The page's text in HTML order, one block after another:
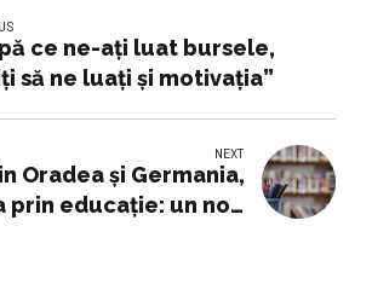
ce ne-ați luat bursele,
să ne luați și motivația”
NEXT
Oradea și Germania,
prin educație: un nou